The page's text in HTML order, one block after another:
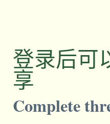
登录后可
享
Complete